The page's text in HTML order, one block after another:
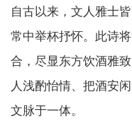
自古以来，文人雅士
常中举杯抒怀。此诗
合，尽显东方饮酒雅
人浅酌怡情、把酒安
文脉于一体。